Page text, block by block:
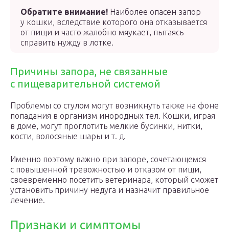
Обратите внимание! Наиболее опасен запор
у кошки, вследствие которого она отказывается
от пищи и часто жалобно мяукает, пытаясь
справить нужду в лотке.
Причины запора, не связанные
с пищеварительной системой
Проблемы со стулом могут возникнуть также на фоне
попадания в организм инородных тел. Кошки, играя
в доме, могут проглотить мелкие бусинки, нитки,
кости, волосяные шары и т. д.
Именно поэтому важно при запоре, сочетающемся
с повышенной тревожностью и отказом от пищи,
своевременно посетить ветеринара, который сможет
установить причину недуга и назначит правильное
лечение.
Признаки и симптомы